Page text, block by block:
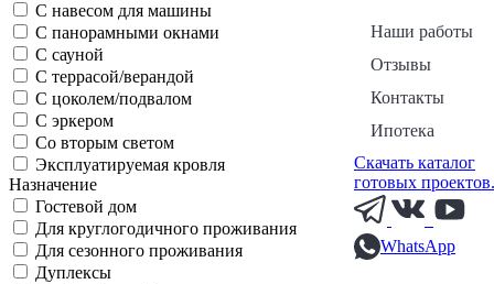
Наши работы
Отзывы
Контакты
Ипотека
Скачать каталог
готовых
WhatsApp
С навесом для машины
С панорамными окнами
С сауной
С террасой/верандой
С цоколем/подвалом
С эркером
Со вторым светом
Эксплуатируемая кровля
Назначение
Гостевой дом
Для круглогодичного проживания
Для сезонного проживания
Дуплексы